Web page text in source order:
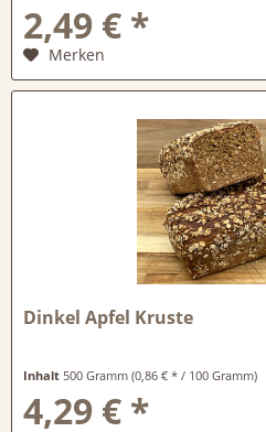
2,49 € *
Merken
Dinkel Apfel Kruste
Inhalt500 Gramm(0,86 € * / 100 Gramm)
4,29 € *